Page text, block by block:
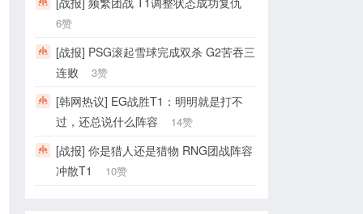
6赞
[战报] PSG滚起雪球完成双杀 G2苦吞三
连败
3赞
[韩网热议] EG战胜T1：明明就是打不
过，还总说什么阵容
14赞
[战报] 你是猎人还是猎物 RNG团战阵容
冲散T1
10赞